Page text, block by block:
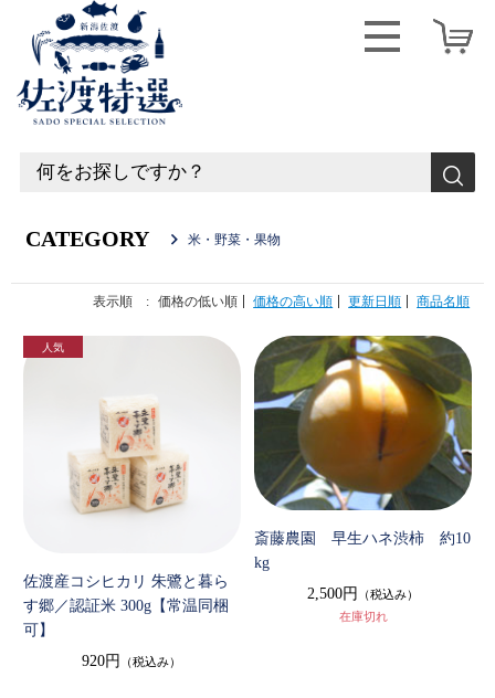
CATEGORY 米・野菜・果物
表示順 : 価格の低い順 価格の高い順 更新日順 商品名順
佐渡産コシヒカリ 朱鷺と暮ら
す郷／認証米 300g【常温同梱
可】
920円
（税込み）
斎藤農園 早生ハネ渋柿 約10
kg
2,500円
（税込み）
在庫切れ